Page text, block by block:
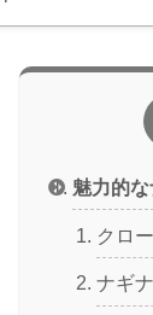
魅力的
クロ
ナギ